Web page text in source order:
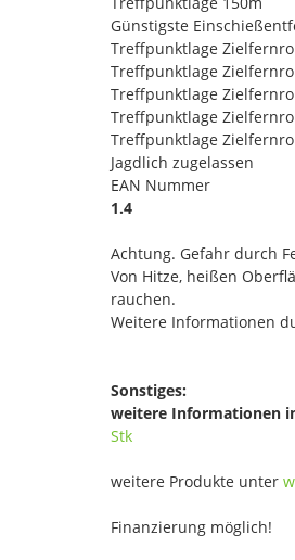
Günstigste
Treffpunktlage
Treffpunktlage
Treffpunktlage
Treffpunktlage
Treffpunktlage
Jagdlich zugelassen
EAN Nummer
1.4
Achtung. Gefahr durch
Von Hitze, heißen
rauchen.
Weitere Informationen
Sonstiges:
weitere Informationen
Stk
weitere Produkte unter
Finanzierung möglich!